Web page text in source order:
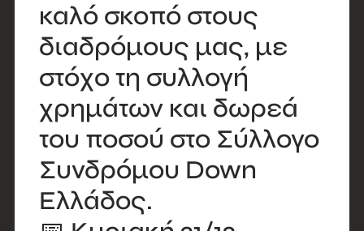
καλό σκοπό στους
διαδρόμους μας, με
στόχο τη συλλογή
χρημάτων και δωρεά
του ποσού στο Σύλλογο
Συνδρόμου Down
Ελλάδος.